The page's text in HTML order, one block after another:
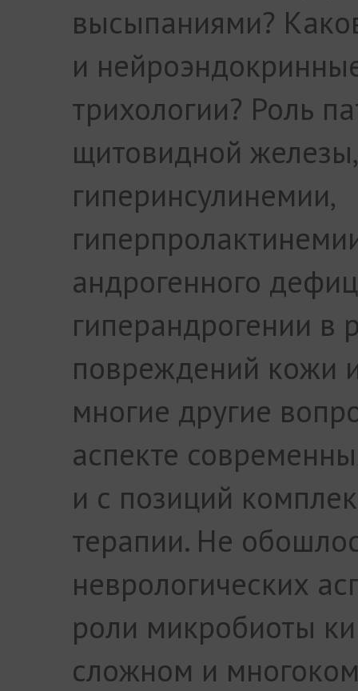
высыпаниями?
и
трихологии? Роль
щитовидной
гиперинсулинемии,
андрогенного
гиперандрогении в
повреждений кожи
многие другие
аспекте
и с позиций
терапии. Не
неврологических
роли микробиоты
сложном и